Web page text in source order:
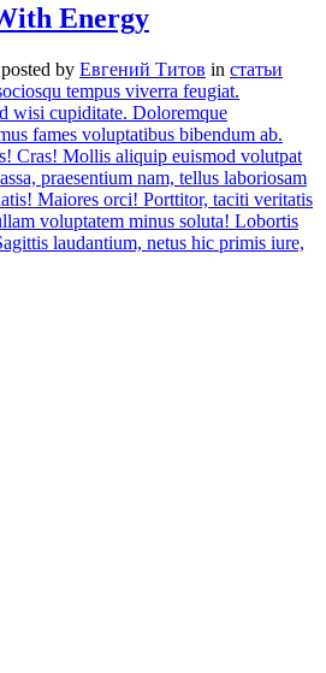
Energy
posted by Евгений Титов in статьи
tempus viverra feugiat.
wisi cupiditate. Doloremque
fames voluptatibus bibendum ab.
Cras! Mollis aliquip euismod volutpat
praesentium nam, tellus laboriosam
Maiores orci! Porttitor, taciti veritatis
voluptatem minus soluta! Lobortis
laudantium, netus hic primis iure,